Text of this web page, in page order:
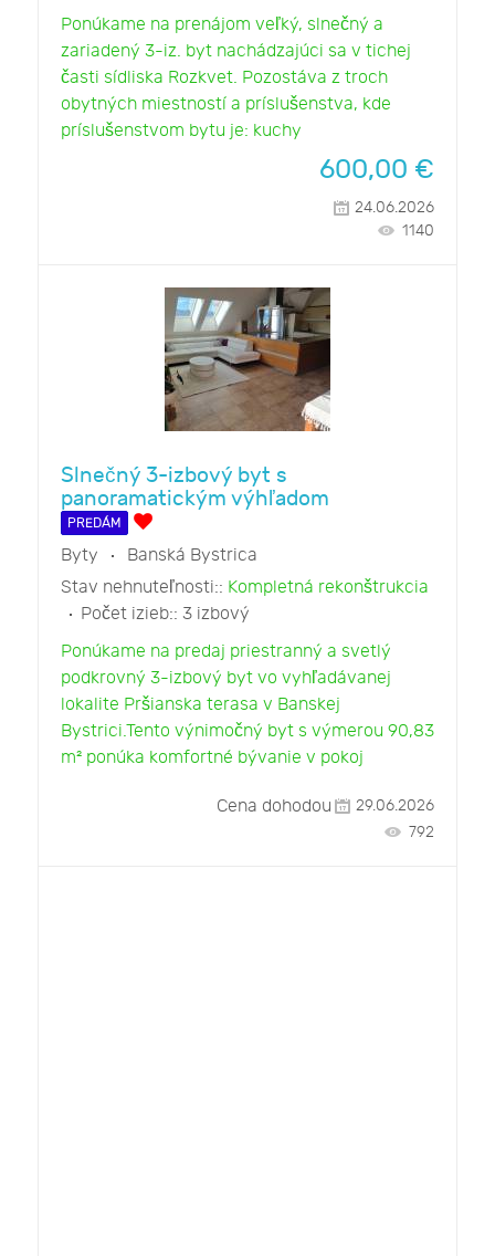
Ponúkame na prenájom veľký, slnečný a
zariadený 3-iz. byt nachádzajúci sa v tichej
časti sídliska Rozkvet. Pozostáva z troch
obytných miestností a príslušenstva, kde
príslušenstvom bytu je: kuchy
600,00 €
24.06.2026
1140
Slnečný 3-izbový byt s
panoramatickým výhľadom
PREDÁM
Byty
Banská Bystrica
Stav nehnuteľnosti:: Kompletná rekonštrukcia
Počet izieb:: 3 izbový
Ponúkame na predaj priestranný a svetlý
podkrovný 3-izbový byt vo vyhľadávanej
lokalite Pršianska terasa v Banskej
Bystrici.Tento výnimočný byt s výmerou 90,83
m² ponúka komfortné bývanie v pokoj
Cena dohodou
29.06.2026
792